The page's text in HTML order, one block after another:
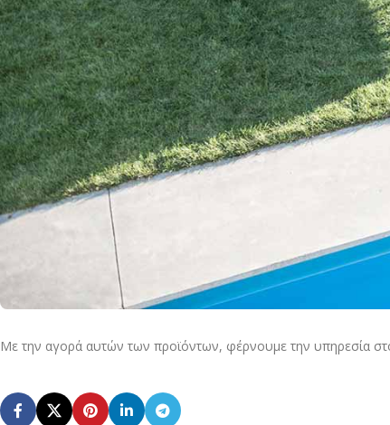
Με την αγορά αυτών των προϊόντων, φέρνουμε την υπηρεσία